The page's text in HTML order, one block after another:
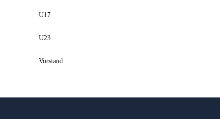
U17
U23
Vorstand